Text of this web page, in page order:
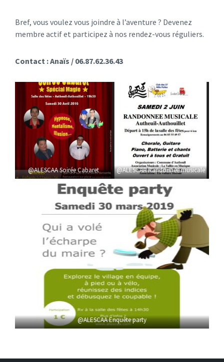
Bref, vous voulez vous joindre à l’aventure ? Devenez
membre actif et participez à nos rendez-vous réguliers.
Contact : Anaïs / 06.87.62.36.43
@ALESCAA Soirée Cabaret @ALESCAA Randonnée musicale
@ALESCAA Enquête party